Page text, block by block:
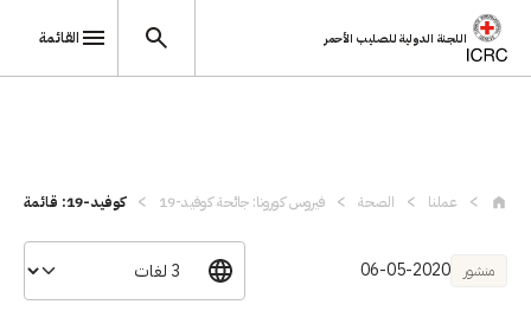
اللجنة الدولية للصليب الأحمر القائمة
عملنا الصحة فيروس كورونا: جائحة كوفيد-19 كوفيد-19: قائمة مرجعية لإدارة الجثث
منشور 06-05-2020